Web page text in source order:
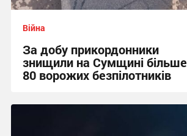
Війна
За добу прикордонники
знищили на Сумщині більше
80 ворожих безпілотників